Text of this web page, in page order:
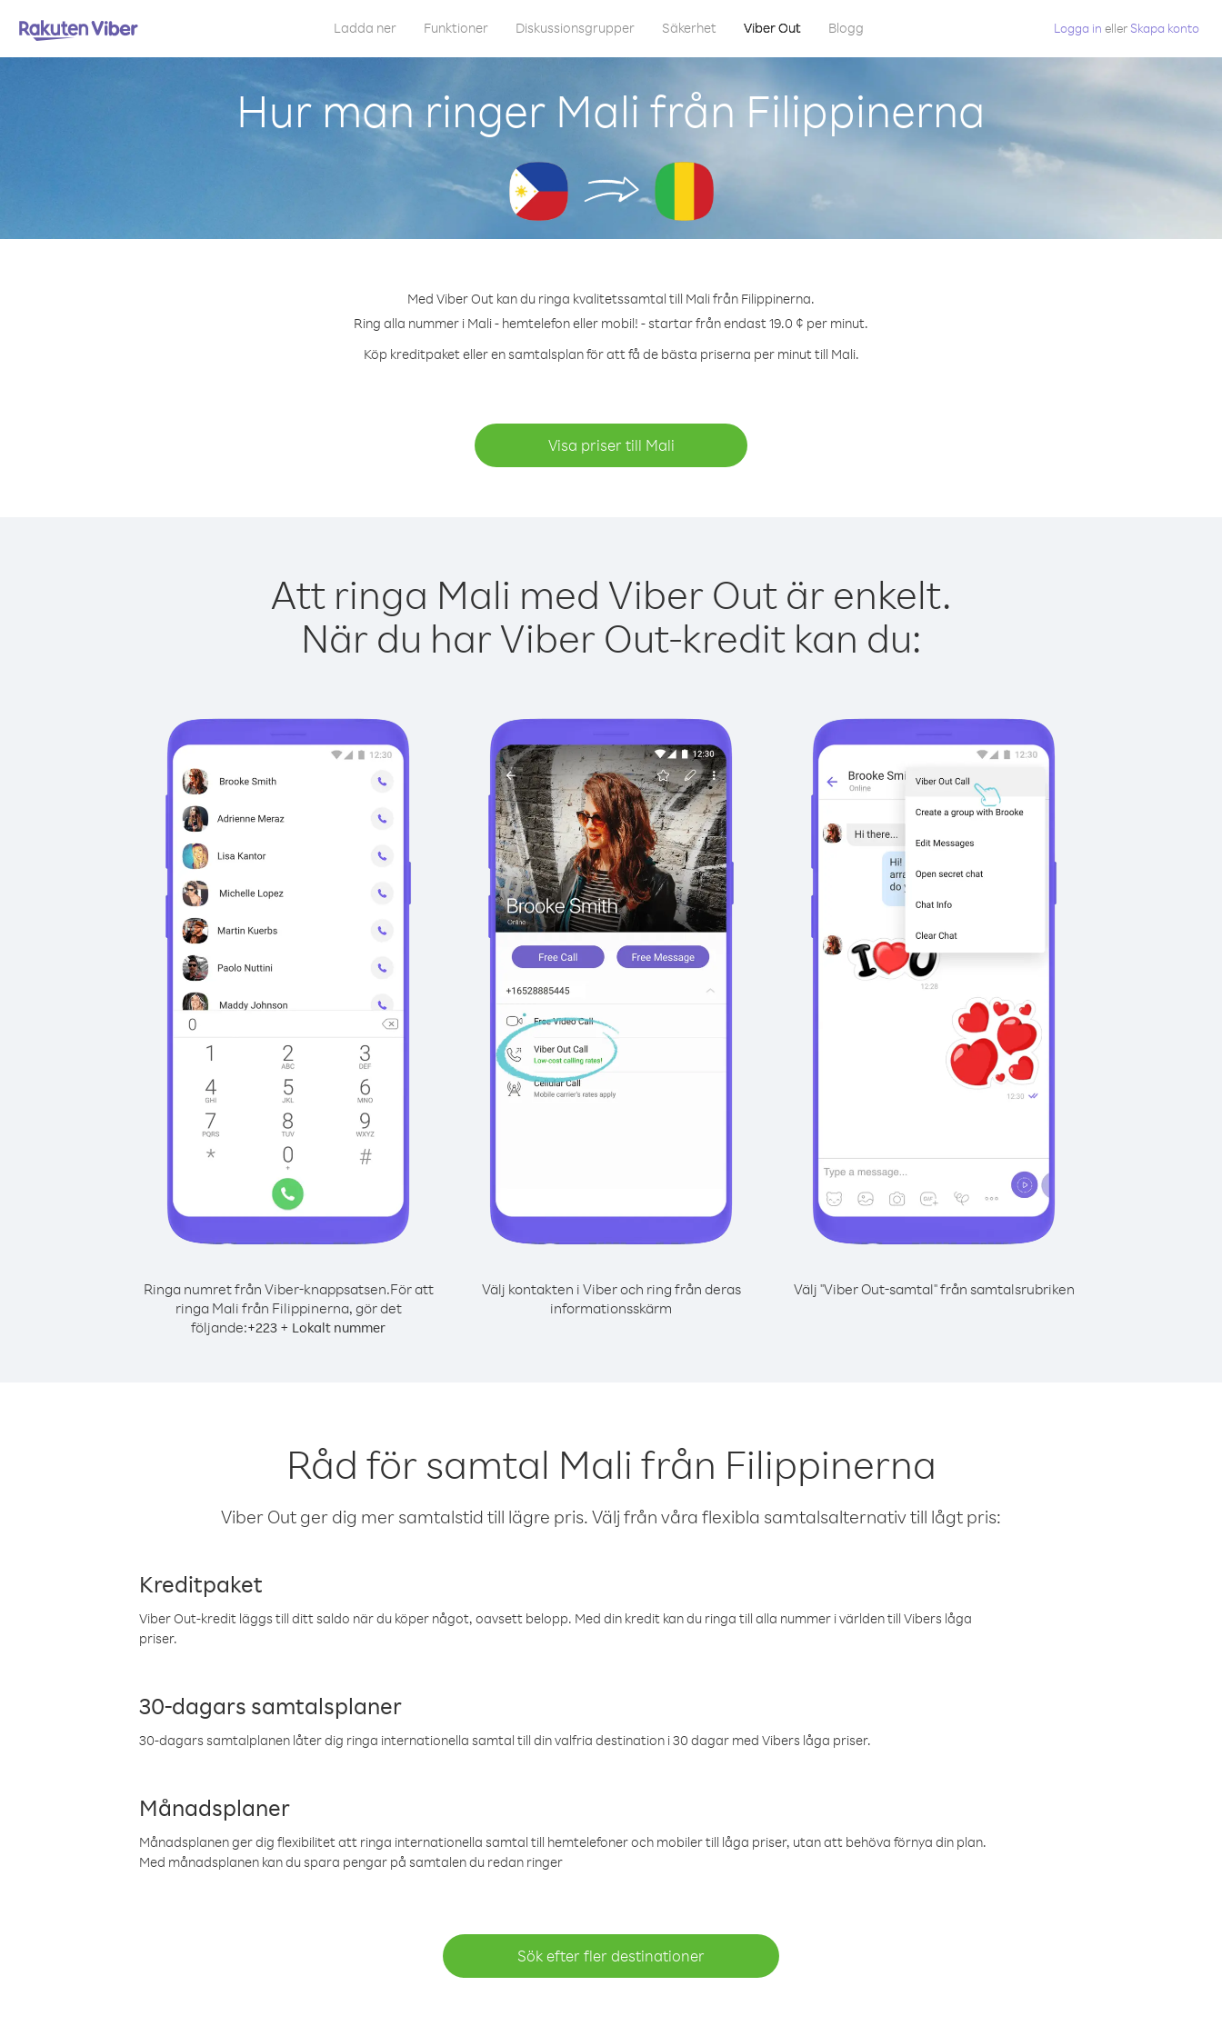
Ladda ner Funktioner Diskussionsgrupper Säkerhet Viber Out Blogg Logga in eller Skapa konto
Hur man ringer Mali från Filippinerna
Med Viber Out kan du ringa kvalitetssamtal till Mali från Filippinerna.
Ring alla nummer i Mali - hemtelefon eller mobil! - startar från endast 19.0 ¢ per minut.
Köp kreditpaket eller en samtalsplan för att få de bästa priserna per minut till Mali.
Visa priser till Mali
Att ringa Mali med Viber Out är enkelt.
När du har Viber Out-kredit kan du:
Ringa numret från Viber-knappsatsen.För att
ringa Mali från Filippinerna, gör det
följande:+223 + Lokalt nummer
Välj kontakten i Viber och ring från deras
informationsskärm
Välj "Viber Out-samtal" från samtalsrubriken
Råd för samtal Mali från Filippinerna
Viber Out ger dig mer samtalstid till lägre pris. Välj från våra flexibla samtalsalternativ till lågt pris:
Kreditpaket
Viber Out-kredit läggs till ditt saldo när du köper något, oavsett belopp. Med din kredit kan du ringa till alla nummer i världen till Vibers låga
priser.
30-dagars samtalsplaner
30-dagars samtalplanen låter dig ringa internationella samtal till din valfria destination i 30 dagar med Vibers låga priser.
Månadsplaner
Månadsplanen ger dig flexibilitet att ringa internationella samtal till hemtelefoner och mobiler till låga priser, utan att behöva förnya din plan.
Med månadsplanen kan du spara pengar på samtalen du redan ringer
Sök efter fler destinationer